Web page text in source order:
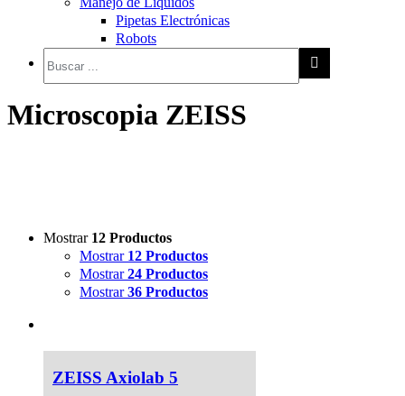
Pipetas Electrónicas
Robots
Microscopia ZEISS
Mostrar 12 Productos
Mostrar 12 Productos
Mostrar24 Productos
Mostrar36 Productos
ZEISS Axiolab 5